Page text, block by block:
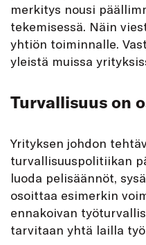
merkitys nousi
tekemisessä. Näin
yhtiön toiminnalle.
yleistä muissa
Turvallisuus on
Yrityksen johdon
turvallisuuspolitiikan
luoda pelisäännöt,
osoittaa esimerkin
ennakoivan
tarvitaan yhtä lailla